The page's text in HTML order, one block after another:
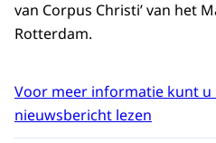
van Corpus Christi’ van het
Rotterdam.
Voor meer informatie kunt
nieuwsbericht lezen